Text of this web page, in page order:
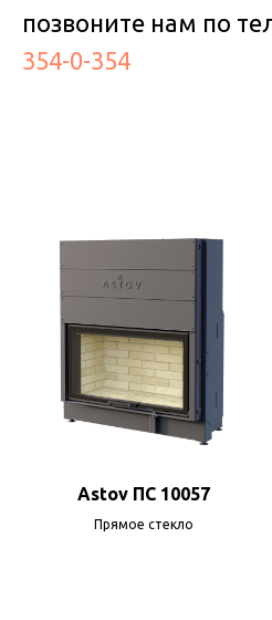
позвоните нам по
354-0-354
Astov ПС 10057
Прямое стекло